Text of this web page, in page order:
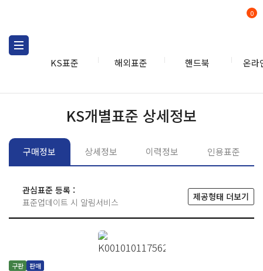
KS표준 해외표준 핸드북 온라
0
KS개별표준 상세정보
구매정보 상세정보 이력정보 인용표준
관심표준 등록 :
표준업데이트 시 알림서비스
제공형태 더보기
구판 판매